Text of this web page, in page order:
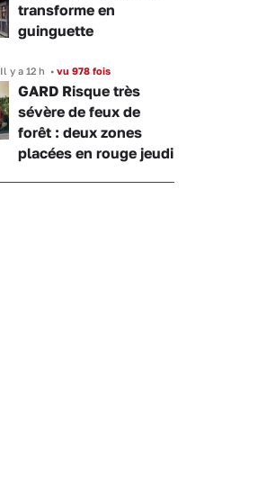
transforme en
guinguette
Il y a 12 h • vu 978 fois
GARD Risque très
sévère de feux de
forêt : deux zones
placées en rouge jeudi